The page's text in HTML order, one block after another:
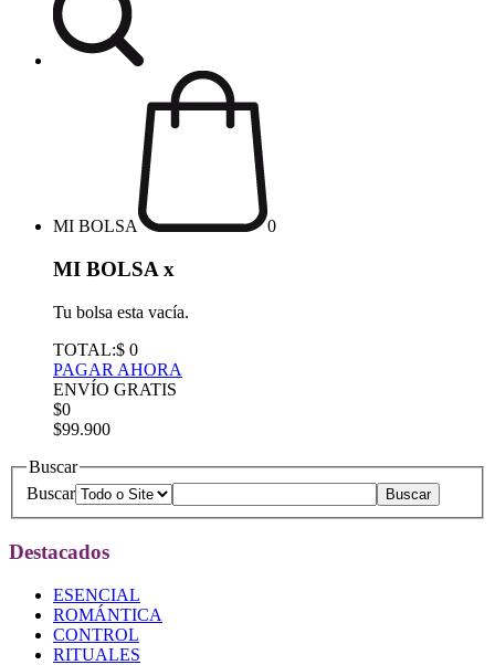
MI BOLSA 0
MI BOLSA x
Tu bolsa esta vacía.
TOTAL:$ 0
PAGAR AHORA
ENVÍO GRATIS
$0
$99.900
Buscar
Buscar
Destacados
ESENCIAL
ROMÁNTICA
CONTROL
RITUALES